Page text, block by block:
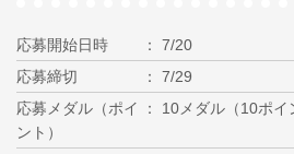
応募開始日時
7/20
応募締切
7/29
応募メダル（ポイ
ント）
10メダル（10ポイ